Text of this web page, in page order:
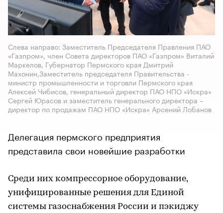
Слева направо: Заместитель Председателя Правления ПАО
«Газпром», член Совета директоров ПАО «Газпром» Виталий
Маркелов, Губернатор Пермского края Дмитрий
Махонин,Заместитель председателя Правительства -
министр промышленности и торговли Пермского края
Алексей Чибисов, генеральный директор ПАО НПО «Искра»
Сергей Юрасов и заместитель генерального директора –
директор по продажам ПАО НПО «Искра» Арсений Лобанов
Делегация пермского предприятия
представила свои новейшие разработки
Среди них компрессорное оборудование,
унифицированные решения для Единой
системы газоснабжения России и пэкиджу